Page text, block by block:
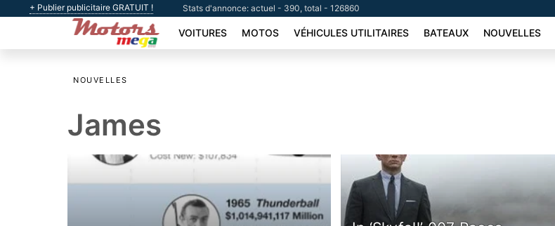
+ Publier publicitaire GRATUIT ! Stats d'annonce: actuel - 390, total - 126860
VOITURES MOTOS VÉHICULES UTILITAIRES BATEAUX NOUVELLES
NOUVELLES
James